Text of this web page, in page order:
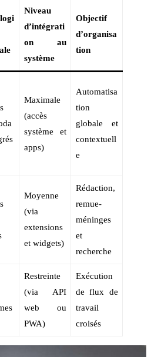
Niveau
d’intégrati
on au
système
Objectif
d’organisa
tion
Maximale
(accès
système et
apps)
Automatisa
tion
globale et
contextuell
e
Moyenne
(via
extensions
et widgets)
Rédaction,
remue-
méninges
et
recherche
Restreinte
(via API
web ou
PWA)
Exécution
de flux de
travail
croisés